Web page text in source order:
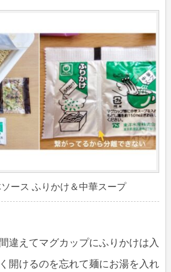
ース ふりかけ＆中華スープ
違えてマグカップにふりかけは入
開けるのを忘れて麺にお湯を入れ